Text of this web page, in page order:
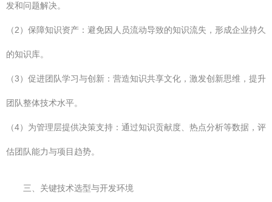
发和问题解决。
（2）保障知识资产：避免因人员流动导致的知识流失，形成企业持久
的知识库。
（3）促进团队学习与创新：营造知识共享文化，激发创新思维，提升
团队整体技术水平。
（4）为管理层提供决策支持：通过知识贡献度、热点分析等数据，评
估团队能力与项目趋势。
三、关键技术选型与开发环境